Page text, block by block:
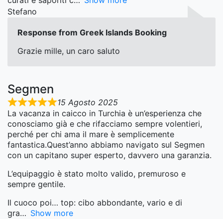
Stefano
Response from Greek Islands Booking
Grazie mille, un caro saluto
Segmen
15 Agosto 2025
La vacanza in caicco in Turchia è un’esperienza che
conosciamo già e che rifacciamo sempre volentieri,
perché per chi ama il mare è semplicemente
fantastica.Quest’anno abbiamo navigato sul Segmen
con un capitano super esperto, davvero una garanzia.
L’equipaggio è stato molto valido, premuroso e
sempre gentile.
Il cuoco poi… top: cibo abbondante, vario e di
gra
Show more